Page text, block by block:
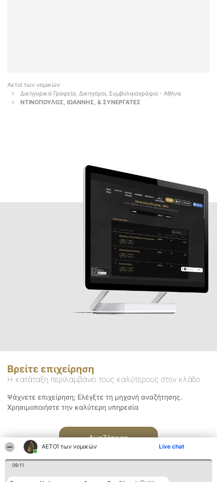
ΑΕΤΟΊ των νομικών Live chat
09:11
Αετοί των νομικών
Δικηγορικά Γραφεία, Δικηγόροι, Συμβολαιογράφοι - Αθήνα
ΝΤΙΝΟΠΟΥΛΟΣ, ΙΩΑΝΝΗΣ, & ΣΥΝΕΡΓΑΤΕΣ
Βρείτε επιχείρηση
Η κατάταξη περιλαμβάνει τους καλύτερους στον κλάδο
Ψάχνετε επιχείρηση; Ελέγξτε τη μηχανή αναζήτησης.
Χρησιμοποιήστε την καλύτερη υπηρεσία
Αναζήτηση